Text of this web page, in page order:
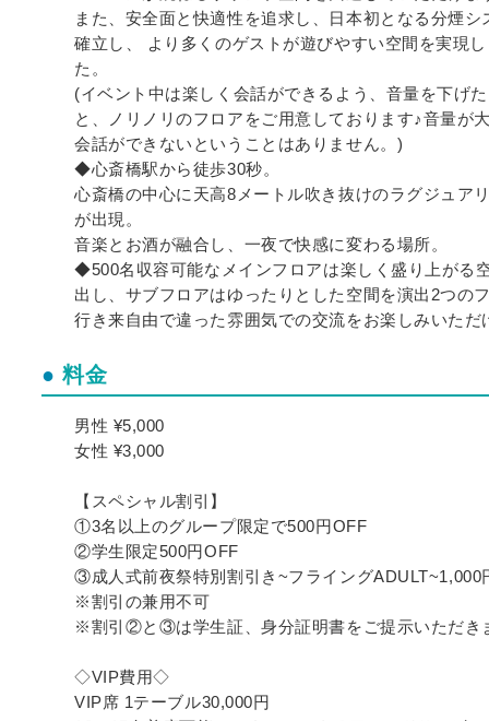
また、安全面と快適性を追求し、日本初となる分煙シ
確立し、 より多くのゲストが遊びやすい空間を実現
た。
(イベント中は楽しく会話ができるよう、音量を下げ
と、ノリノリのフロアをご用意しております♪音量が
会話ができないということはありません。)
◆心斎橋駅から徒歩30秒。
心斎橋の中心に天高8メートル吹き抜けのラグジュア
が出現。
音楽とお酒が融合し、一夜で快感に変わる場所。
◆500名収容可能なメインフロアは楽しく盛り上がる
出し、サブフロアはゆったりとした空間を演出️2つの
行き来自由で違った雰囲気での交流をお楽しみいただ
料金
男性 ¥5,000
女性 ¥3,000
【スペシャル割引】
①3名以上のグループ限定で500円OFF
②️学生限定500円OFF
③成人式前夜祭特別割引き~フライングADULT~1,000
※割引の兼用不可
※割引②と③は学生証、身分証明書をご提示いただき
◇VIP費用◇
VIP席 1テーブル30,000円